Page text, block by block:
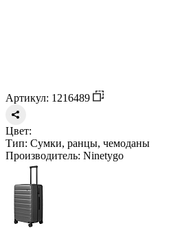
Артикул: 1216489
Цвет:
Тип: Сумки, ранцы, чемоданы
Производитель: Ninetygo